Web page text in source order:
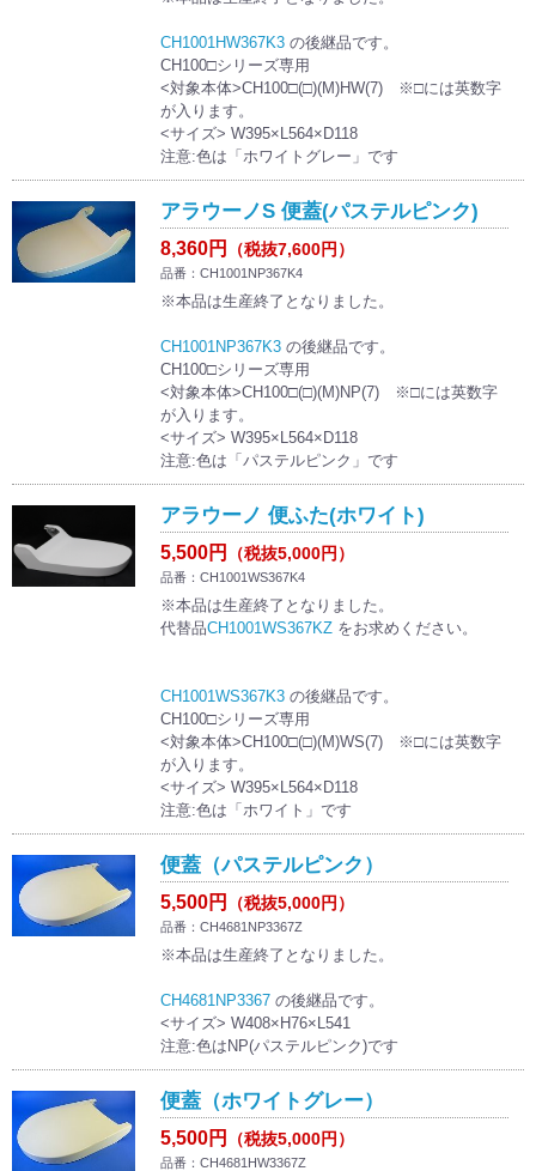
CH1001HW367K3の後継品です。
CH100□シリーズ専用
<対象本体>CH100□(□)(M)HW(7) ※□には英数字
が入ります。
<サイズ> W395×L564×D118
注意:色は「ホワイトグレー」です
アラウーノS 便蓋(パステルピンク)
8,360円 （税抜7,600円）
品番：CH1001NP367K4
※本品は生産終了となりました。
CH1001NP367K3の後継品です。
CH100□シリーズ専用
<対象本体>CH100□(□)(M)NP(7) ※□には英数字
が入ります。
<サイズ> W395×L564×D118
注意:色は「パステルピンク」です
アラウーノ 便ふた(ホワイト)
5,500円 （税抜5,000円）
品番：CH1001WS367K4
※本品は生産終了となりました。
代替品CH1001WS367KZをお求めください。
CH1001WS367K3の後継品です。
CH100□シリーズ専用
<対象本体>CH100□(□)(M)WS(7) ※□には英数字
が入ります。
<サイズ> W395×L564×D118
注意:色は「ホワイト」です
便蓋（パステルピンク）
5,500円 （税抜5,000円）
品番：CH4681NP3367Z
※本品は生産終了となりました。
CH4681NP3367の後継品です。
<サイズ> W408×H76×L541
注意:色はNP(パステルピンク)です
便蓋（ホワイトグレー）
5,500円 （税抜5,000円）
品番：CH4681HW3367Z